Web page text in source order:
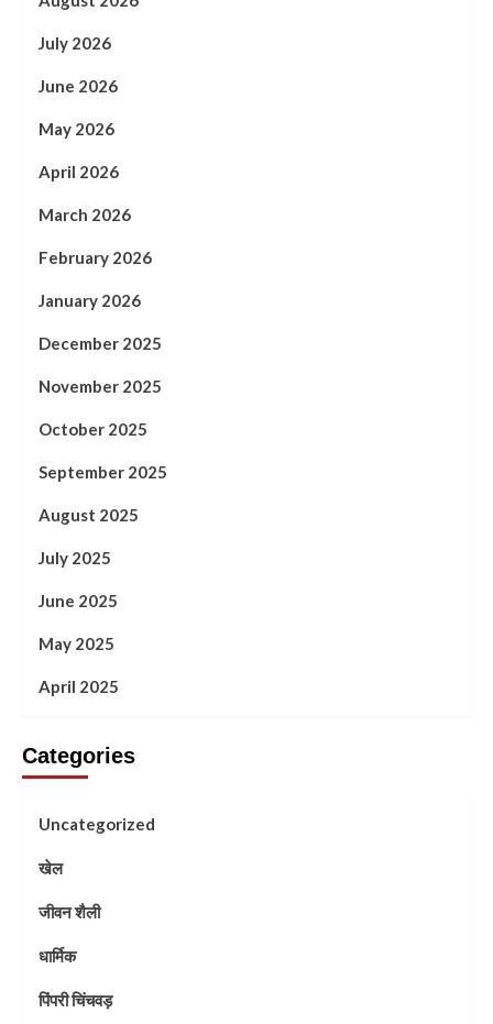
July 2026
June 2026
May 2026
April 2026
March 2026
February 2026
January 2026
December 2025
November 2025
October 2025
September 2025
August 2025
July 2025
June 2025
May 2025
April 2025
Categories
Uncategorized
खेल
जीवन शैली
धार्मिक
पिंपरी चिंचवड़